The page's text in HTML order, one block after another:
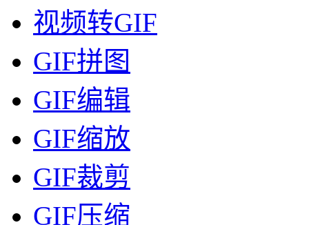
视频转GIF
GIF拼图
GIF编辑
GIF缩放
GIF裁剪
GIF压缩